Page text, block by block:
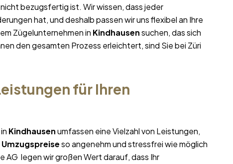
bezugsfertig ist. Wir wissen, dass jeder
hat, und deshalb passen wir uns flexibel an Ihre
Zügelunternehmen in Kindhausensuchen, das sich
den gesamten Prozess erleichtert, sind Sie bei Züri
für Ihren
Kindhausenumfassen eine Vielzahl von Leistungen,
Umzugspreiseso angenehm und stressfrei wie möglich
AG legen wir großen Wert darauf, dass Ihr